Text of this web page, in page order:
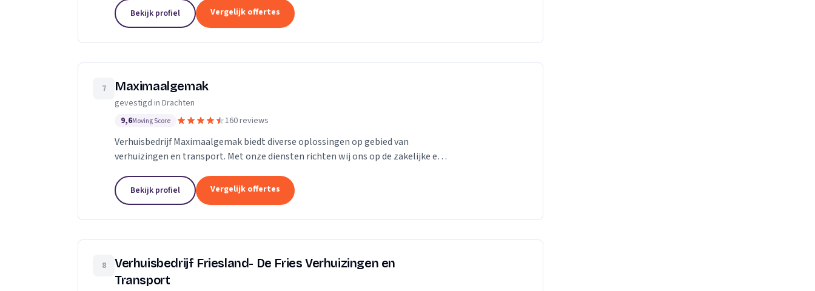
Bekijk profiel Vergelijk offertes
7 Maximaalgemak
gevestigd in Drachten
9,6Moving Score 160 reviews
Verhuisbedrijf Maximaalgemak biedt diverse oplossingen op gebied van
verhuizingen en transport. Met onze diensten richten wij ons op de zakelijke en
Bekijk profiel Vergelijk offertes
8
Verhuisbedrijf Friesland- De Fries Verhuizingen en
Transport